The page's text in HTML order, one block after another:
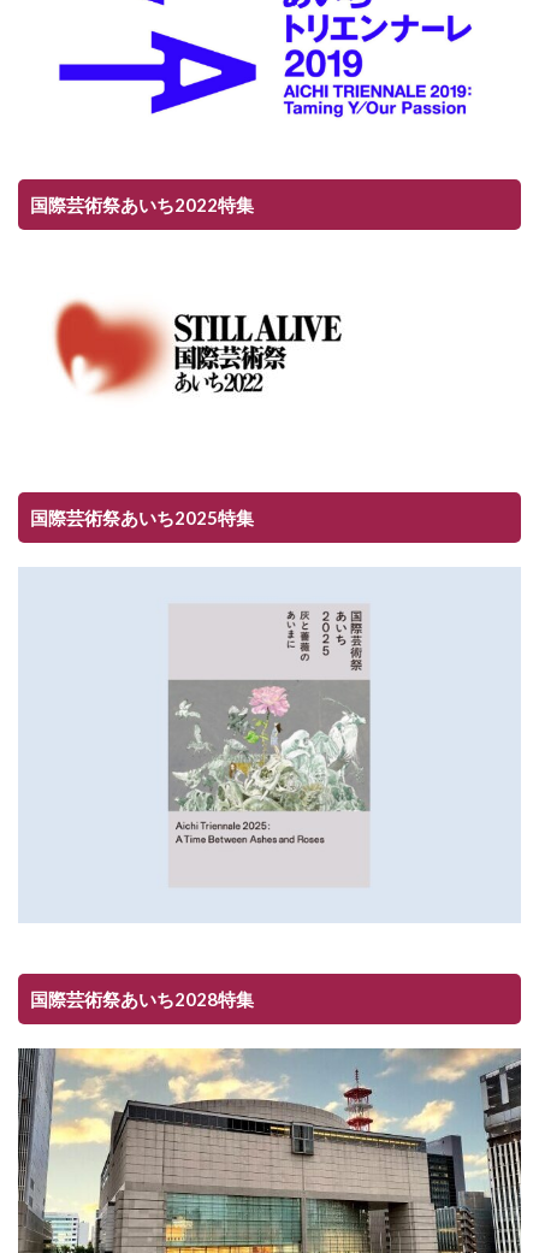
国際芸術祭あいち2022特集
国際芸術祭あいち2025特集
国際芸術祭あいち2028特集